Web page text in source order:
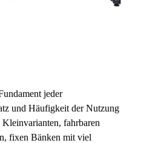
jeder
und Häufigkeit der Nutzung
fahrbaren
fixen Bänken mit viel